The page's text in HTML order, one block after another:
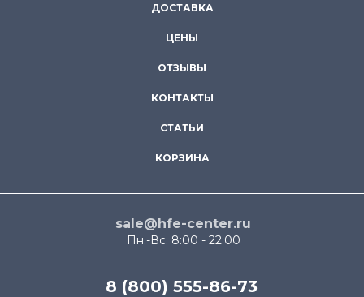
ДОСТАВКА
ЦЕНЫ
ОТЗЫВЫ
КОНТАКТЫ
СТАТЬИ
КОРЗИНА
sale@hfe-center.ru
Пн.-Вс. 8:00 - 22:00
8 (800) 555-86-73